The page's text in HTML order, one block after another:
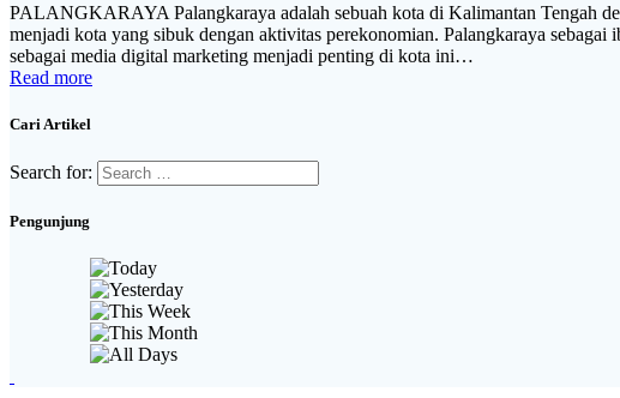
PALANGKARAYA Palangkaraya adalah sebuah kota di Kalimantan Tengah
menjadi kota yang sibuk dengan aktivitas perekonomian. Palangkaraya
sebagai media digital marketing menjadi penting di kota ini…
Read more
Cari Artikel
Search for:
Pengunjung